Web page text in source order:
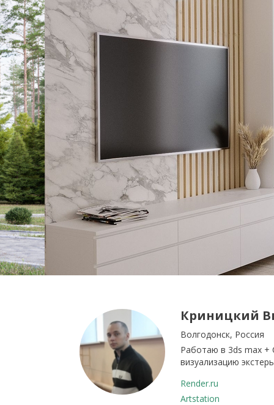
Криницкий
Волгодонск, Россия
Работаю в 3ds max +
визуализацию
Render.ru
Artstation